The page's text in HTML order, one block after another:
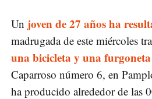
Un joven de 27 años ha
madrugada de este miércoles
una bicicleta y una furgoneta
Caparroso número 6, en
ha producido alrededor de las